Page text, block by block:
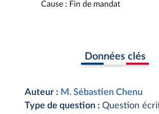
Cause : Fin de mandat
Données clés
Auteur : M. Sébastien Chenu
Type de question : Question